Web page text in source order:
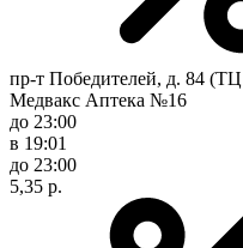
пр-т Победителей, д. 84
Медвакс Аптека №16
до 23:00
в 19:01
до 23:00
5,35 р.